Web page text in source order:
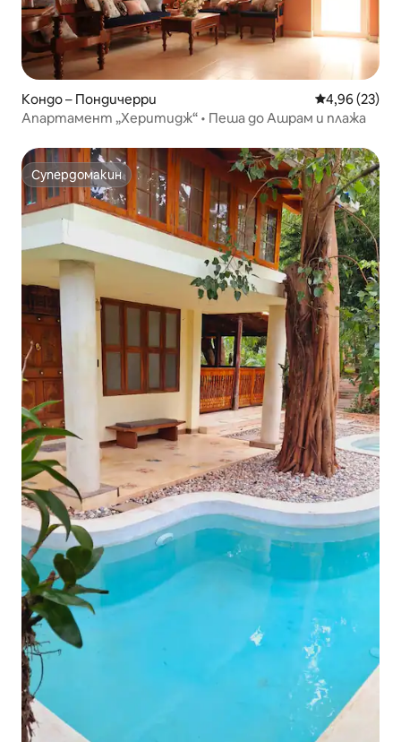
Кондо – Пондичерри Средна
4,96 (23)
Апартамент „Херитидж“ • Пеша до Ашрам и плажа
Супердомакин
Супердомакин